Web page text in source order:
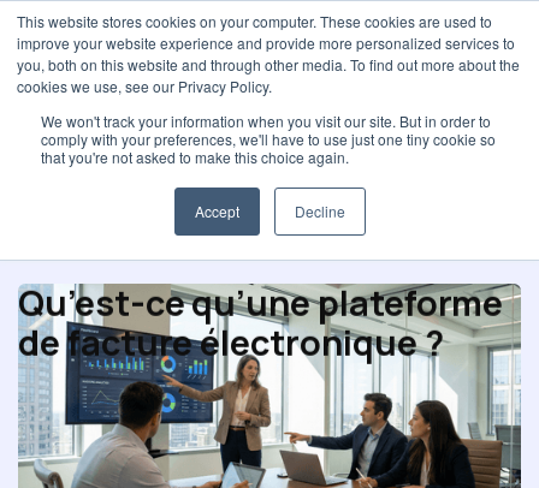
This website stores cookies on your computer. These cookies are used to
improve your website experience and provide more personalized services to
you, both on this website and through other media. To find out more about the
cookies we use, see our Privacy Policy.
We won't track your information when you visit our site. But in order to
comply with your preferences, we'll have to use just one tiny cookie so
that you're not asked to make this choice again.
Accept Decline
Performance achat
Qu’est-ce qu’une plateforme
de facture électronique ?